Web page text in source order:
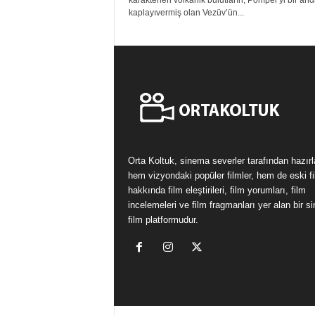
kaplayıvermiş olan Vezüv’ün...
Orta Koltuk, sinema severler tarafından
hem vizyondaki popüler filmler, hem de eski
hakkında film eleştirileri, film yorumları, film
incelemeleri ve film fragmanları yer alan bir
film platformudur.